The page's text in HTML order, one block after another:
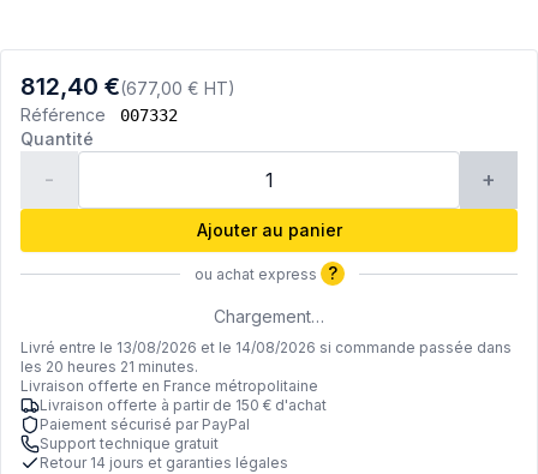
812,40 €(677,00 € HT)
Référence
007332
Quantité
- +
Ajouter au panier
ou achat express ?
Chargement…
Livré entre le 13/08/2026 et le 14/08/2026 si commande passée dans
les 20 heures 21 minutes.
Livraison offerte en France métropolitaine
Livraison offerte à partir de 150 € d'achat
Paiement sécurisé par PayPal
Support technique gratuit
Retour 14 jours et garanties légales